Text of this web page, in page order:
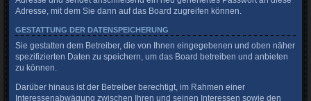
Adresse, mit dem Sie dann auf das Board zugreifen können.
GESTATTUNG DER DATENSPEICHERUNG
Sie gestatten dem Betreiber, die von Ihnen eingegebenen und oben näher
spezifizierten Daten zu speichern, um das Board betreiben und anbieten
zu können.
Darüber hinaus ist der Betreiber berechtigt, im Rahmen einer
Interessenabwägung zwischen Ihren und seinen Interessen sowie den